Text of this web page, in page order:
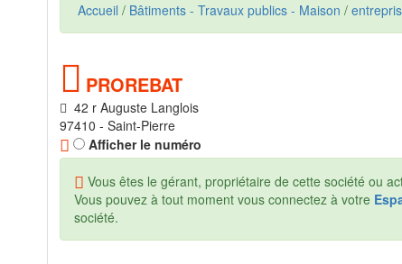
Accueil / Bâtiments - Travaux publics - Maison /
PROREBAT
42 r Auguste Langlois
97410 - Saint-Pierre
Afficher le numéro
Vous êtes le gérant, propriétaire de cette société ou
Vous pouvez à tout moment vous connectez à votre
société.